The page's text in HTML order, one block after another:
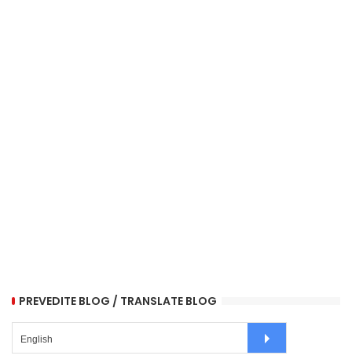
PREVEDITE BLOG / TRANSLATE BLOG